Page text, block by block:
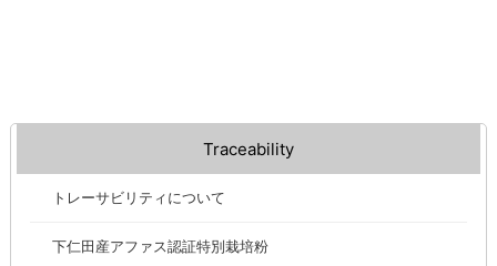
Traceability
トレーサビリティについて
下仁田産アファス認証特別栽培粉